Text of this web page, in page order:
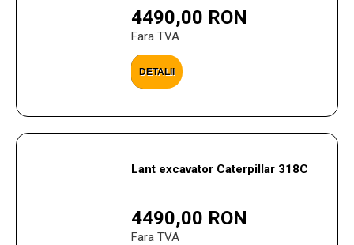
4490,00 RON
Fara TVA
DETALII
Lant excavator Caterpillar 318C
4490,00 RON
Fara TVA